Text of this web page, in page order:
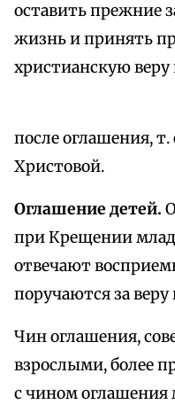
оставить прежние
жизнь и принять
христианскую веру
после оглашения, т.
Христовой.
Оглашение детей.
при Крещении
отвечают
поручаются за
Чин оглашения,
взрослыми, более
с чином оглашения